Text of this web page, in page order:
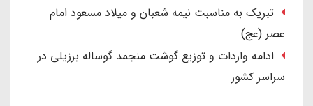
تبریک به مناسبت نیمه شعبان و میلاد مسعود امام
عصر (عج)
ادامه واردات و توزیع گوشت منجمد گوساله برزیلی در
سراسر کشور